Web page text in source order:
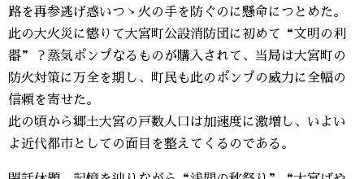
路を再参逃げ惑いつゝ火の手を防ぐのに懸命につとめた。
此の大火災に懲りて大宮町公設消防団に初めて“文明の利
器”？蒸気ポンプなるものが購入されて、当局は大宮町の
防火対策に万全を期し、町民も此のポンプの威力に全幅の
信頼を寄せた。
此の頃から郷土大宮の戸数人口は加速度に激増し、いよい
よ近代都市としての面目を整えてくるのである。